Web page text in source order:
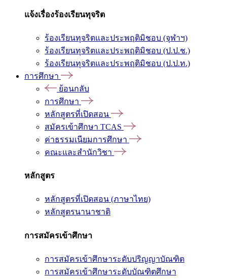
แจ้งเรื่องร้องเรียนทุจริต
ร้องเรียนทุจริตและประพฤติมิชอบ (จุฬาฯ)
ร้องเรียนทุจริตและประพฤติมิชอบ (ป.ป.ช.)
ร้องเรียนทุจริตและประพฤติมิชอบ (ป.ป.ท.)
การศึกษา
ย้อนกลับ
การศึกษา
หลักสูตรที่เปิดสอน
สมัครเข้าศึกษา TCAS
ค่าธรรมเนียมการศึกษา
คณะและสำนักวิชา
หลักสูตร
หลักสูตรที่เปิดสอน (ภาษาไทย)
หลักสูตรนานาชาติ
การสมัครเข้าศึกษา
การสมัครเข้าศึกษาระดับปริญญาบัณฑิต
การสมัครเข้าศึกษาระดับบัณฑิตศึกษา